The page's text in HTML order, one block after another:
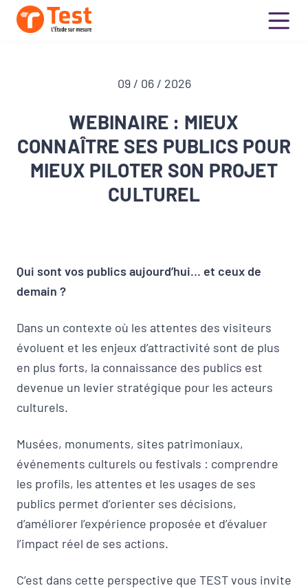
09 / 06 / 2026
WEBINAIRE : MIEUX
CONNAÎTRE SES PUBLICS POUR
MIEUX PILOTER SON PROJET
CULTUREL
Qui sont vos publics aujourd’hui… et ceux de
demain ?
Dans un contexte où les attentes des visiteurs
évoluent et les enjeux d’attractivité sont de plus
en plus forts, la connaissance des publics est
devenue un levier stratégique pour les acteurs
culturels.
Musées, monuments, sites patrimoniaux,
événements culturels ou festivals : comprendre
les profils, les attentes et les usages de ses
publics permet d’orienter ses décisions,
d’améliorer l’expérience proposée et d’évaluer
l’impact réel de ses actions.
C’est dans cette perspective que TEST vous invite